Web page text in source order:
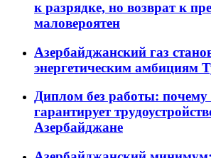
к разрядке, но возврат к
маловероятен
Азербайджанский газ
энергетическим амбициям
Диплом без работы: почему
гарантирует
Азербайджане